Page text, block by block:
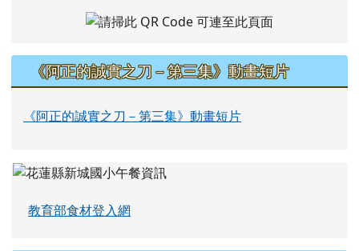
《阿正的誠實之刀－第三集》動畫短片
《阿正的誠實之刀－第三集》動畫短片
教育部食材登入網